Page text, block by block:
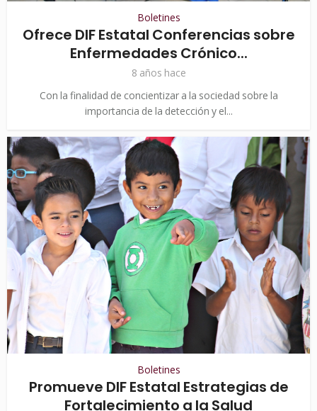
Boletines
Ofrece DIF Estatal Conferencias sobre
Enfermedades Crónico...
8 años hace
Con la finalidad de concientizar a la sociedad sobre la
importancia de la detección y el...
Boletines
Promueve DIF Estatal Estrategias de
Fortalecimiento a la Salud